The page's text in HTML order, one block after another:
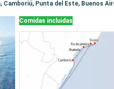
Camboriú, Punta del Este, Buenos
Comidas incluidas